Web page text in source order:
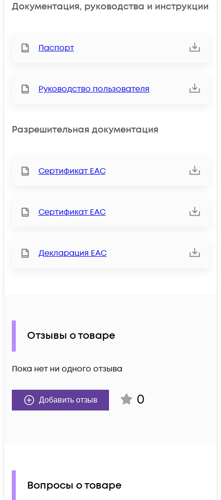
Документация, руководства и инструкции
Паспорт
Руководство пользователя
Разрешительная документация
Сертификат ЕАС
Сертификат ЕАС
Декларация ЕАС
Отзывы о товаре
Пока нет ни одного отзыва
Добавить отзыв 0
Вопросы о товаре